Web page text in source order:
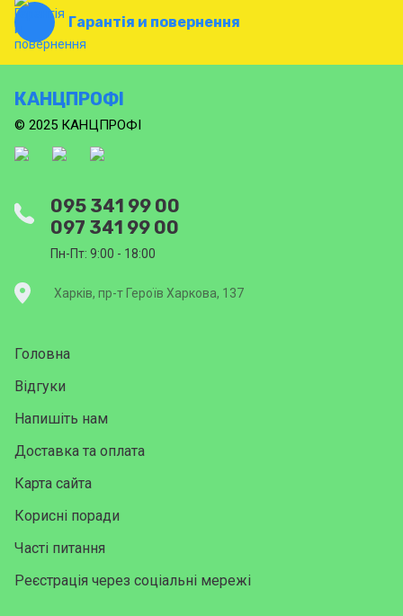
Гарантія и повернення
КАНЦПРОФІ
© 2025 КАНЦПРОФІ
095 341 99 00
097 341 99 00
Пн-Пт: 9:00 - 18:00
Харків, пр-т Героїв Харкова, 137
Головна
Відгуки
Напишіть нам
Доставка та оплата
Карта сайта
Корисні поради
Часті питання
Реєстрація через соціальні мережі